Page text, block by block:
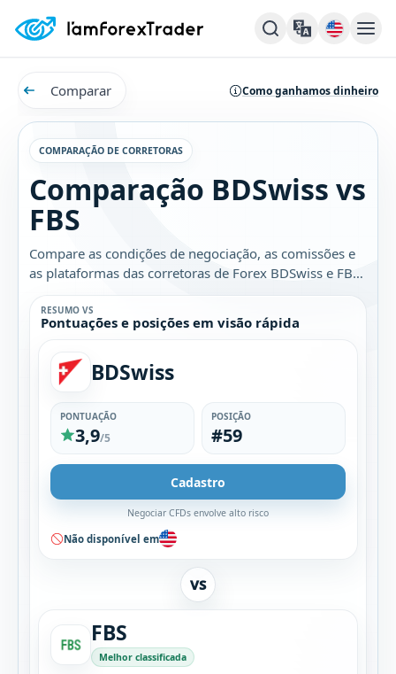
Comparar Como ganhamos dinheiro
COMPARAÇÃO DE CORRETORAS
Comparação BDSwiss vs
FBS
Compare as condições de negociação, as comissões e
as plataformas das corretoras de Forex BDSwiss e FBS.
Descubra qual é a melhor opção para você.
RESUMO VS
Pontuações e posições em visão rápida
BDSwiss
PONTUAÇÃO
3,9/5
POSIÇÃO
#59
Cadastro
Negociar CFDs envolve alto risco
Não disponível em
VS
FBS
Melhor classificada